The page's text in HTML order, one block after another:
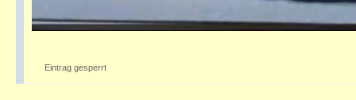
Eintrag gesperrt